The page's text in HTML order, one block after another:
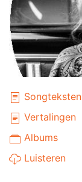
Songteksten
Vertalingen
Albums
Luisteren